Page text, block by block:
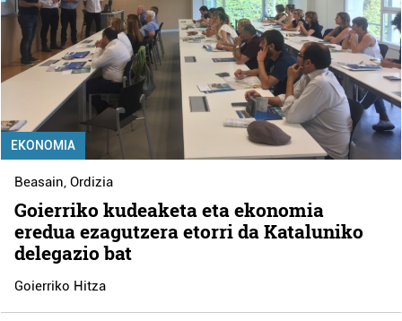
EKONOMIA
Beasain,Ordizia
Goierriko kudeaketa eta ekonomia
eredua ezagutzera etorri da Kataluniko
delegazio bat
Goierriko Hitza